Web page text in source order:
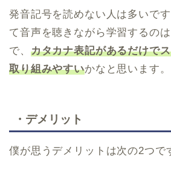
発音記号を読めない人は多いで
て音声を聴きながら学習するの
で、 カタカナ表記があるだけで
取り組みやすいかなと思います。
・デメリット
僕が思うデメリットは次の2つで